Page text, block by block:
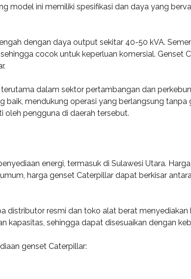
model ini memiliki spesifikasi dan daya yang
dengan daya output sekitar 40-50 kVA.
cocok untuk keperluan komersial. Genset
dalam sektor pertambangan dan
mendukung operasi yang berlangsung tanpa
oleh pengguna di daerah tersebut.
energi, termasuk di Sulawesi Utara.
harga genset Caterpillar dapat berkisar
distributor resmi dan toko alat berat
kapasitas, sehingga dapat disesuaikan dengan
genset Caterpillar: